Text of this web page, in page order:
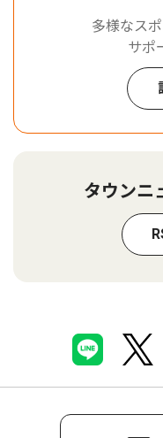
多様なス
サポ
タウンニ